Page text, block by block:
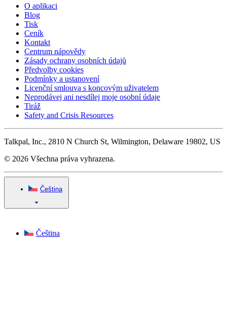
O aplikaci
Blog
Tisk
Ceník
Kontakt
Centrum nápovědy
Zásady ochrany osobních údajů
Předvolby cookies
Podmínky a ustanovení
Licenční smlouva s koncovým uživatelem
Neprodávej ani nesdílej moje osobní údaje
Tiráž
Safety and Crisis Resources
Talkpal, Inc., 2810 N Church St, Wilmington, Delaware 19802, US
© 2026 Všechna práva vyhrazena.
Čeština
Čeština